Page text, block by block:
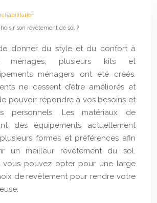
son revêtement de sol ?
donner du style et du confort à
ménages, plusieurs kits et
ménagers ont été créés.
ne cessent d’être améliorés et
pouvoir répondre à vos besoins et
personnels. Les matériaux de
des équipements actuellement
formes et préférences afin
un meilleur revêtement du sol.
vous pouvez opter pour une large
de revêtement pour rendre votre